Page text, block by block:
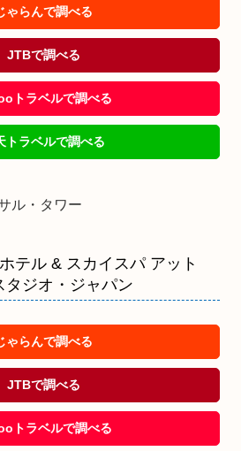
ゃらんで調べる
JTBで調べる
トラベルで調べる
トラベルで調べる
ル・タワー
テル & スカイスパ アット
ジオ・ジャパン
ゃらんで調べる
JTBで調べる
トラベルで調べる